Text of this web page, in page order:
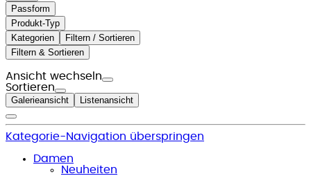
Passform
Produkt-Typ
Kategorien
Filtern / Sortieren
Filtern & Sortieren
Ansicht wechseln
Sortieren
Galerieansicht Listenansicht
Kategorie-Navigation überspringen
Damen
Neuheiten